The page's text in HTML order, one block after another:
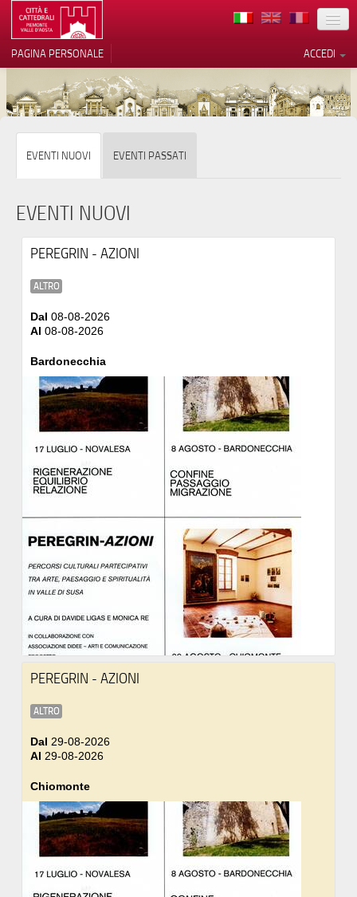
TERRITORIO
ARCHITETTURE
EVENTI
ACCOGLIENZE
PRESS
ACCEDI
PAGINA PERSONALE
EVENTI NUOVI EVENTI PASSATI
EVENTI NUOVI
PEREGRIN - AZIONI
ALTRO
Dal 08-08-2026
Al 08-08-2026
Bardonecchia
PEREGRIN - AZIONI
ALTRO
Dal 29-08-2026
Al 29-08-2026
Chiomonte
Le tue preferenze relative alla
privacy